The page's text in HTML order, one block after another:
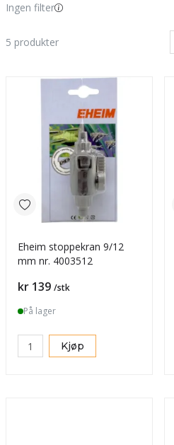
Ingen filter
5 produkter
Eheim stoppekran 9/12
mm nr. 4003512
Pris
kr 139 /stk
På lager
Kjøp